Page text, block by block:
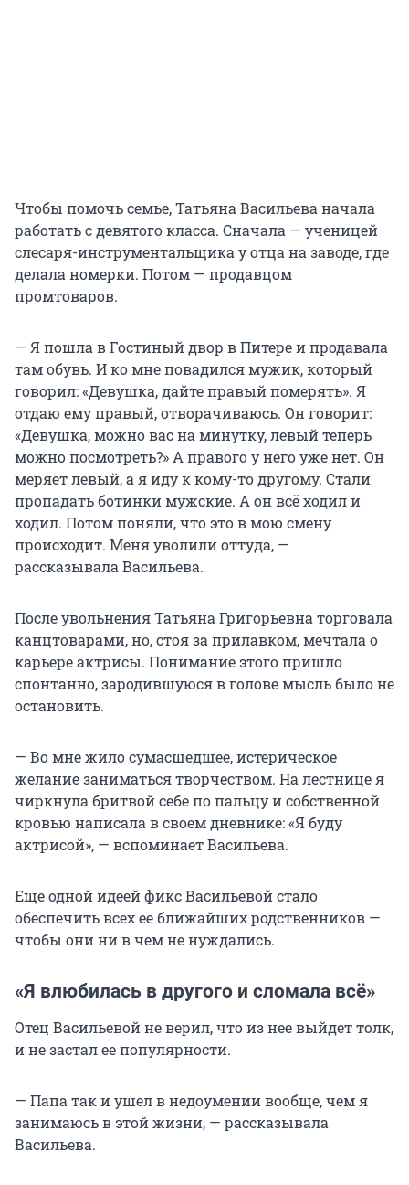
Чтобы помочь семье, Татьяна Васильева начала
работать с девятого класса. Сначала — ученицей
слесаря-инструментальщика у отца на заводе, где
делала номерки. Потом — продавцом
промтоваров.
— Я пошла в Гостиный двор в Питере и продавала
там обувь. И ко мне повадился мужик, который
говорил: «Девушка, дайте правый померять». Я
отдаю ему правый, отворачиваюсь. Он говорит:
«Девушка, можно вас на минутку, левый теперь
можно посмотреть?» А правого у него уже нет. Он
меряет левый, а я иду к кому-то другому. Стали
пропадать ботинки мужские. А он всё ходил и
ходил. Потом поняли, что это в мою смену
происходит. Меня уволили оттуда, —
рассказывала Васильева.
После увольнения Татьяна Григорьевна торговала
канцтоварами, но, стоя за прилавком, мечтала о
карьере актрисы. Понимание этого пришло
спонтанно, зародившуюся в голове мысль было не
остановить.
— Во мне жило сумасшедшее, истерическое
желание заниматься творчеством. На лестнице я
чиркнула бритвой себе по пальцу и собственной
кровью написала в своем дневнике: «Я буду
актрисой», — вспоминает Васильева.
Еще одной идеей фикс Васильевой стало
обеспечить всех ее ближайших родственников —
чтобы они ни в чем не нуждались.
«Я влюбилась в другого и сломала всё»
Отец Васильевой не верил, что из нее выйдет толк,
и не застал ее популярности.
— Папа так и ушел в недоумении вообще, чем я
занимаюсь в этой жизни, — рассказывала
Васильева.